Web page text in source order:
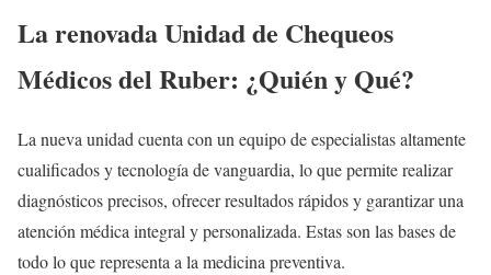
La renovada Unidad de Chequeos
Médicos del Ruber: ¿Quién y Qué?
La nueva unidad cuenta con un equipo de especialistas altamente
cualificados y tecnología de vanguardia, lo que permite realizar
diagnósticos precisos, ofrecer resultados rápidos y garantizar una
atención médica integral y personalizada. Estas son las bases de
todo lo que representa a la medicina preventiva.